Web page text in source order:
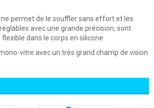
permet de le souffler sans effort et les
avec une grande précision, sont
dans le corps en silicone
vitre avec un très grand champ de vision